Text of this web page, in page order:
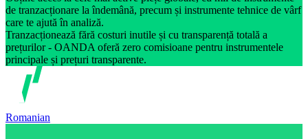
de tranzacționare la îndemână, precum și instrumente tehnice de vârf
care te ajută în analiză.
Tranzacționează fără costuri inutile și cu transparență totală a
prețurilor - OANDA oferă zero comisioane pentru instrumentele
principale și prețuri transparente.
Romanian